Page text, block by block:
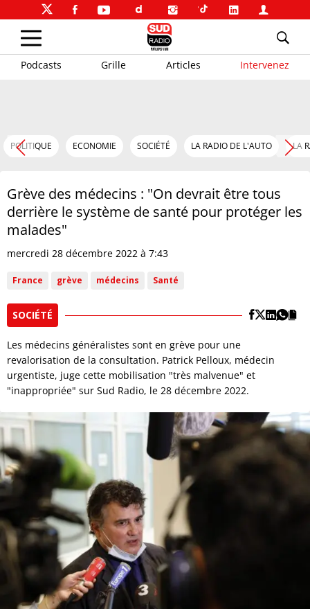
Podcasts Grille Articles Intervenez
POLITIQUE ECONOMIE SOCIÉTÉ LA RADIO DE L'AUTO LA
Grève des médecins : "On devrait être tous
derrière le système de santé pour protéger les
malades"
mercredi 28 décembre 2022 à 7:43
France grève médecins Santé
SOCIÉTÉ
Les médecins généralistes sont en grève pour une
revalorisation de la consultation. Patrick Pelloux, médecin
urgentiste, juge cette mobilisation "très malvenue" et
"inappropriée" sur Sud Radio, le 28 décembre 2022.